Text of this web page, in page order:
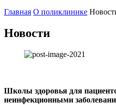
Главная О поликлинике
Новости
Школы здоровья для
неинфекционными